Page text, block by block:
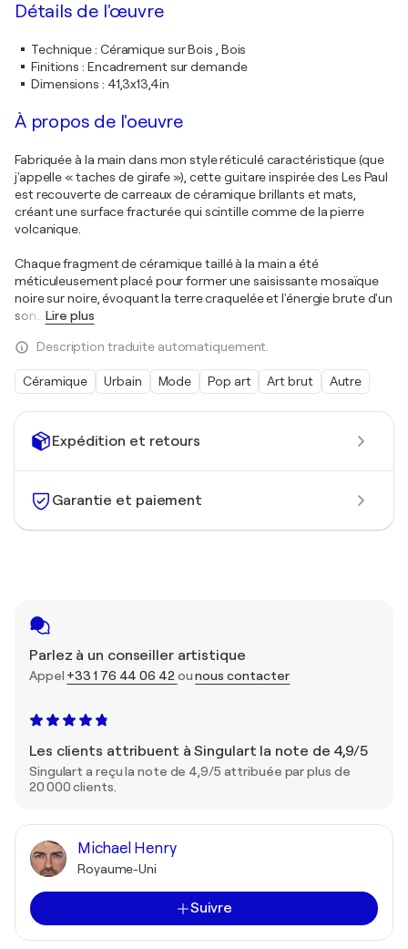
Expédition et retours
Garantie et paiement
Parlez à un conseiller artistique
Appel +33 1 76 44 06 42 ounous contacter
Les clients attribuent à Singulart la note de 4,9/5
Singulart a reçu la note de 4,9/5 attribuée par plus de
20 000 clients.
Michael Henry
Royaume-Uni
Suivre
Détails de l'œuvre
Technique: Céramique sur Bois , Bois
Finitions : Encadrement sur demande
Dimensions : 41,3x13,4in
À propos de l'oeuvre
Fabriquée à la main dans mon style réticulé caractéristique (que
j'appelle « taches de girafe »), cette guitare inspirée des Les Paul
est recouverte de carreaux de céramique brillants et mats,
créant une surface fracturée qui scintille comme de la pierre
volcanique.
Chaque fragment de céramique taillé à la main a été
méticuleusement placé pour former une saisissante mosaïque
noire sur noire, évoquant la terre craquelée et l'énergie brute d'un
son
Lire plus
Description traduite automatiquement.
Céramique Urbain Mode Pop art Art brut Autre